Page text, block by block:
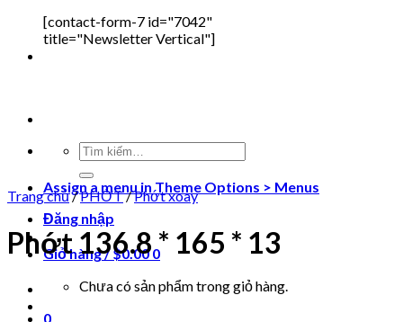
[contact-form-7 id="7042"
title="Newsletter Vertical"]
Tìm
kiếm:
Assign a menu in Theme Options > Menus
Đăng nhập
Giỏ hàng /$0.00 0
Chưa có sản phẩm trong giỏ hàng.
0
Trang chủ/PHỚT/Phớt xoay
Phớt 136.8 * 165 * 13